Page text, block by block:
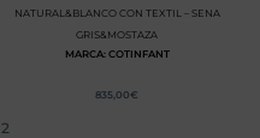
NATURAL&BLANCO CON TEXTIL – SENA
GRIS&MOSTAZA
MARCA: COTINFANT
835,00 €
2